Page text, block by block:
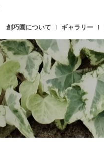
創巧園について ギャラリー